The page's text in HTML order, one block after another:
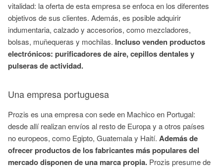
vitalidad: la oferta de esta empresa se enfoca en los diferentes
objetivos de sus clientes. Además, es posible adquirir
indumentaria, calzado y accesorios, como mezcladores,
bolsas, muñequeras y mochilas. Incluso venden productos
electrónicos: purificadores de aire, cepillos dentales y
pulseras de actividad.
Una empresa portuguesa
Prozis es una empresa con sede en Machico en Portugal:
desde allí realizan envíos al resto de Europa y a otros países
no europeos, como Egipto, Guatemala y Haití. Además de
ofrecer productos de los fabricantes más populares del
mercado disponen de una marca propia. Prozis presume de